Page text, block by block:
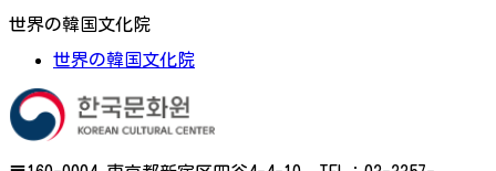
世界の韓国文化院
世界の韓国文化院